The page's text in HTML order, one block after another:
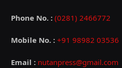
Phone No. : (0281) 2466772
Mobile No. : +91 98982 03536
Email : nutanpress@gmail.com